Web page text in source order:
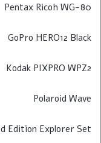
Pentax Ricoh WG-80
GoPro HERO12 Black
Kodak PIXPRO WPZ2
Polaroid Wave
Edition Explorer Set